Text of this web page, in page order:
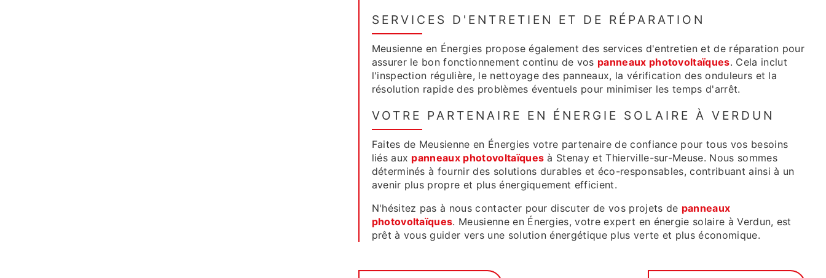
SERVICES D'ENTRETIEN ET DE RÉPARATION
Meusienne en Énergies propose également des services d'entretien et de réparation pour
assurer le bon fonctionnement continu de vos panneaux photovoltaïques. Cela inclut
l'inspection régulière, le nettoyage des panneaux, la vérification des onduleurs et la
résolution rapide des problèmes éventuels pour minimiser les temps d'arrêt.
VOTRE PARTENAIRE EN ÉNERGIE SOLAIRE À VERDUN
Faites de Meusienne en Énergies votre partenaire de confiance pour tous vos besoins
liés aux panneaux photovoltaïques à Stenay et Thierville-sur-Meuse. Nous sommes
déterminés à fournir des solutions durables et éco-responsables, contribuant ainsi à un
avenir plus propre et plus énergiquement efficient.
N'hésitez pas à nous contacter pour discuter de vos projets de panneaux
photovoltaïques. Meusienne en Énergies, votre expert en énergie solaire à Verdun, est
prêt à vous guider vers une solution énergétique plus verte et plus économique.